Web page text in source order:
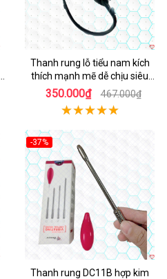
Thanh rung lỗ tiểu nam kích
thích mạnh mẽ dễ chịu siêu
sướng
350.000₫ 467.000₫
-37%
Hot
Thanh rung DC11B hợp kim